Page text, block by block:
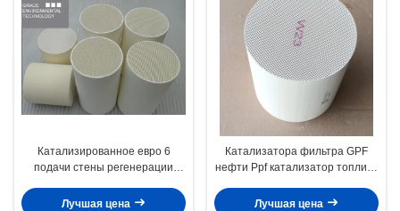
Катализированное евро 6
подачи стены регенерации
cGPF частичное
Лучшая цена
Катализатора фильтра GPF
нефти Ppf катализатор топлива
автоматический
Лучшая цена